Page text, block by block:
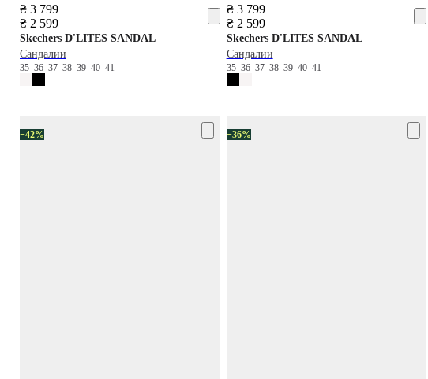
₴ 3 799
₴ 2 599
Skechers D'LITES SANDAL
Сандалии
35 36 37 38 39 40 41
₴ 3 799
₴ 2 599
SkechersD'LITES SANDAL
Сандалии
35 36 37 38 39 40 41
−42% −36%